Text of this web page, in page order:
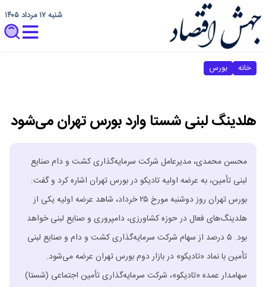
شنبه ۱۷ مرداد ۱۴۰۵
خانه بورس
هلدینگ لبنی شستا وارد بورس تهران می‌شود
محسن محمدی، مدیرعامل شرکت سرمایه‌گذاری کشت و دام صنایع
لبنی تأمین، به عرضه اولیه تادیکو در بورس تهران اشاره کرد و گفت:
بورس تهران روز دوشنبه مورخ ۲۵ خرداد، شاهد عرضه اولیه یکی از
هلدینگ‌های فعال در حوزه کشاورزی، دامپروری و صنایع لبنی خواهد
بود. ۵ درصد از سهام شرکت سرمایه‌گذاری کشت و دام و صنایع لبنی
تأمین با نماد «تادیکو» در بازار دوم بورس تهران عرضه می‌شود.
سهامدار عمده «تادیکو»، شرکت سرمایه‌گذاری تأمین اجتماعی (شستا)